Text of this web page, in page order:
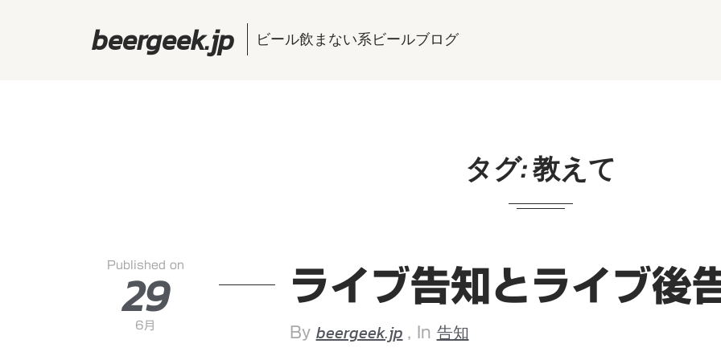
beergeek.jp ビール飲まない系ビールブログ
タグ:教えて
Published on
29
6月
ライブ告知とライブ後
By beergeek.jp , In 告知